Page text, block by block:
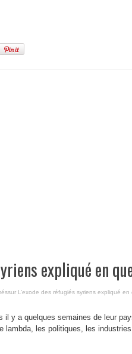
expliqué en
sur L’exode des réfugiés syriens expliqué en
il y a quelques semaines de leur
lambda, les politiques, les